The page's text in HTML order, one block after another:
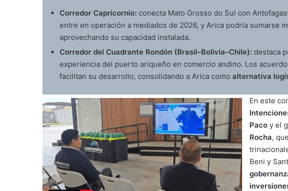
Corredor Capricornio: conecta Mato Grosso do Sul con
entre en operación a mediados de 2026, y Arica podría sumarse
aprovechando su capacidad instalada.
Corredor del Cuadrante Rondón (Brasil–Bolivia–Chile): destaca
experiencia del puerto ariqueño en comercio andino. Los
facilitan su desarrollo, consolidando a Arica como alternativa
En este
Paco y el
Rocha,
Beni y